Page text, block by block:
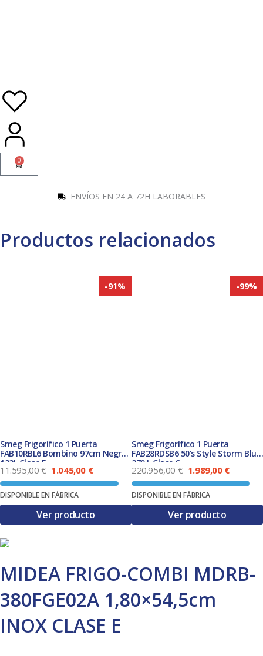
0
Carrito
ENVÍOS EN 24 A 72H LABORABLES
Productos relacionados
-91%
Smeg Frigorífico 1 Puerta
FAB10RBL6 Bombino 97cm Negro
122L Clase E
11.595,00€ El
precio
original
era:
11.595,00 €.
1.045,00 €El
precio
actual
1.045,00 €.
DISPONIBLE EN FÁBRICA
Ver producto
-99%
Smeg Frigorífico 1 Puerta
FAB28RDSB6 50’s Style Storm Blue
270 L Clase C
220.956,00€ El
precio
original
era:
220.956,00 €.
1.989,00 €El
precio
actual
DISPONIBLE EN FÁBRICA
Ver producto
MIDEA FRIGO-COMBI MDRB-
380FGE02A 1,80×54,5cm
INOX CLASE E